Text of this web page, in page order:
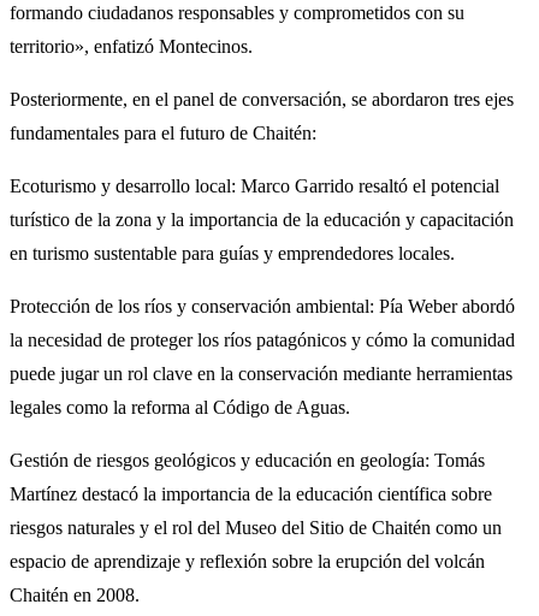
formando ciudadanos responsables y comprometidos con su
territorio», enfatizó Montecinos.
Posteriormente, en el panel de conversación, se abordaron tres ejes
fundamentales para el futuro de Chaitén:
Ecoturismo y desarrollo local: Marco Garrido resaltó el potencial
turístico de la zona y la importancia de la educación y capacitación
en turismo sustentable para guías y emprendedores locales.
Protección de los ríos y conservación ambiental: Pía Weber abordó
la necesidad de proteger los ríos patagónicos y cómo la comunidad
puede jugar un rol clave en la conservación mediante herramientas
legales como la reforma al Código de Aguas.
Gestión de riesgos geológicos y educación en geología: Tomás
Martínez destacó la importancia de la educación científica sobre
riesgos naturales y el rol del Museo del Sitio de Chaitén como un
espacio de aprendizaje y reflexión sobre la erupción del volcán
Chaitén en 2008.